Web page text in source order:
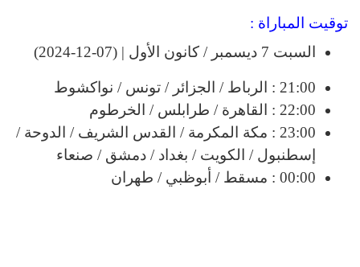
توقيت المباراة :
السبت 7 ديسمبر / كانون الأول | (07-12-2024)
21:00 : الرباط / الجزائر / تونس / نواكشوط
22:00 : القاهرة / طرابلس / الخرطوم
23:00 : مكة المكرمة / القدس الشريف / الدوحة /
إسطنبول / الكويت / بغداد / دمشق / صنعاء
00:00 : مسقط / أبوظبي / طهران